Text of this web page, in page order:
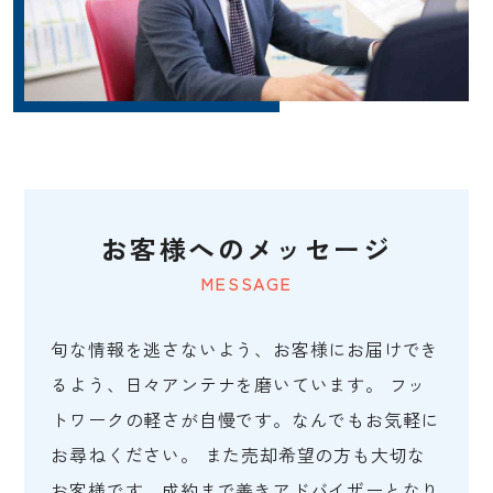
MESSAGE
お客様へのメッセージ
旬な情報を逃さないよう、お客様にお届けでき
るよう、日々アンテナを磨いています。 フッ
トワークの軽さが自慢です。なんでもお気軽に
お尋ねください。 また売却希望の方も大切な